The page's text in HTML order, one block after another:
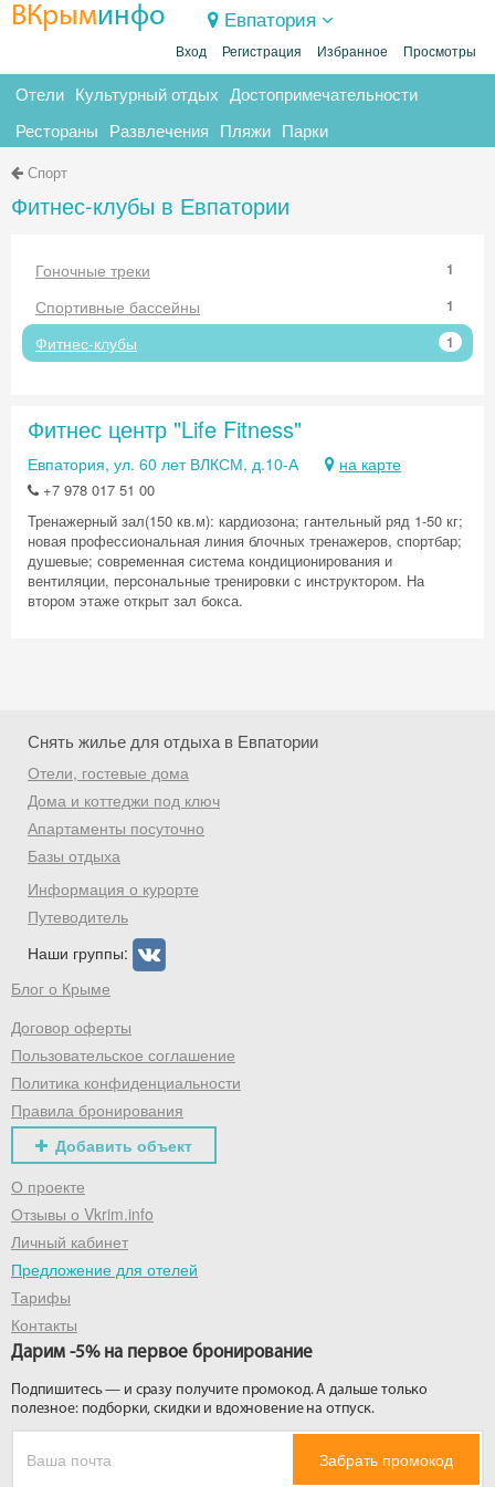
ВКрыминфо Евпатория
Вход Регистрация Избранное Просмотры
Отели Культурный отдых Достопримечательности
Рестораны Развлечения Пляжи Парки
Спорт
Фитнес-клубы в Евпатории
Гоночные треки 1
Спортивные бассейны 1
Фитнес-клубы 1
Фитнес центр "Life Fitness"
Евпатория, ул. 60 лет ВЛКСМ, д.10-А на карте
+7 978 017 51 00
Тренажерный зал(150 кв.м): кардиозона; гантельный ряд 1-50 кг;
новая профессиональная линия блочных тренажеров, спортбар;
душевые; современная система кондиционирования и
вентиляции, персональные тренировки с инструктором. На
втором этаже открыт зал бокса.
Снять жилье для отдыха в Евпатории
Отели, гостевые дома
Дома и коттеджи под ключ
Апартаменты посуточно
Базы отдыха
Информация о курорте
Путеводитель
Наши группы:
Блог о Крыме
Договор оферты
Пользовательское соглашение
Политика конфиденциальности
Правила бронирования
Добавить объект
О проекте
Отзывы о Vkrim.info
Личный кабинет
Предложение для отелей
Тарифы
Контакты
Дарим -5% на первое бронирование
Подпишитесь — и сразу получите промокод. А дальше только
полезное: подборки, скидки и вдохновение на отпуск.
Забрать промокод
Скидка −5%
Хочешь дешевле? Оставь почту и получи
промокод на первое бронирование!